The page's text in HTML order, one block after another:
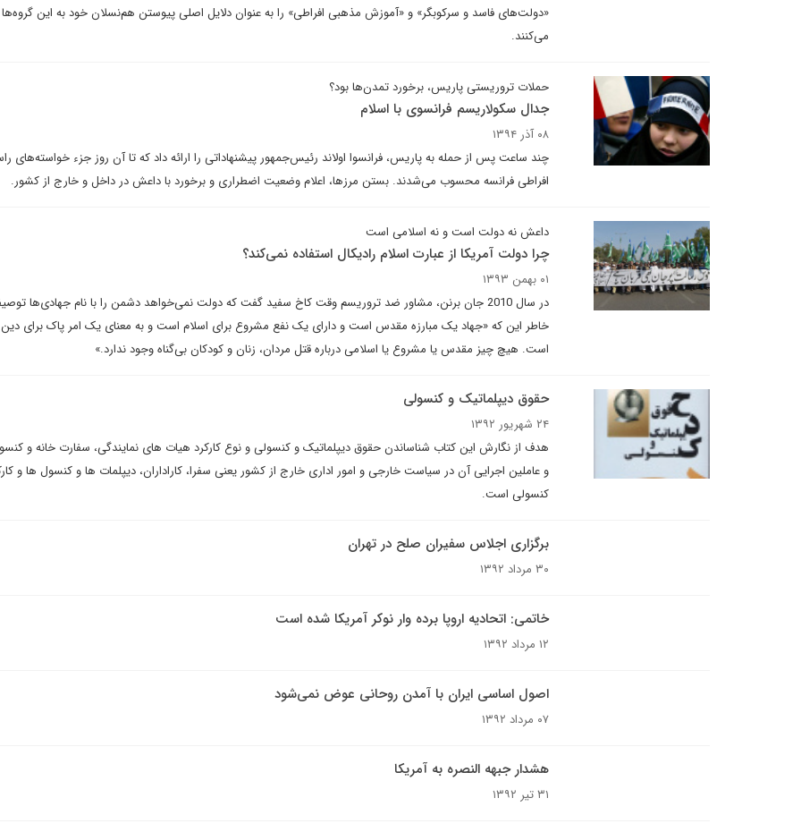
«دولت‌های فاسد و سرکوبگر» و «آموزش مذهبی افراطی» را به عنوان دلایل اصلی پیوستن هم‌نسلان خود به این گروه‌ها
می‌کنند.
حملات تروریستی پاریس، برخورد تمدن‌ها بود؟
جدال سکولاریسم فرانسوی با اسلام
۰۸ آذر ۱۳۹۴
چند ساعت پس از حمله به پاریس، فرانسوا اولاند رئیس‌جمهور پیشنهاداتی را ارائه داد که تا آن روز جزء خواسته‌های
افراطی فرانسه محسوب می‌شدند. بستن مرزها، اعلام وضعیت اضطراری و برخورد با داعش در داخل و خارج از کشور.
داعش نه دولت است و نه اسلامی است
چرا دولت آمریکا از عبارت اسلام رادیکال استفاده نمی‌کند؟
۰۱ بهمن ۱۳۹۳
در سال 2010 جان برنن، مشاور ضد تروریسم وقت کاخ سفید گفت که دولت نمی‌خواهد دشمن را با نام جهادی‌ها
خاطر این که «جهاد یک مبارزه مقدس است و دارای یک نفع مشروع برای اسلام است و به معنای یک امر پاک برای
است. هیچ چیز مقدس یا مشروع یا اسلامی درباره قتل مردان، زنان و کودکان بی‌گناه وجود ندارد.»
حقوق دیپلماتیک و کنسولی
۲۴ شهریور ۱۳۹۲
هدف از نگارش این کتاب شناساندن حقوق دیپلماتیک و کنسولی و نوع کارکرد هیات های نمایندگی، سفارت خانه و
و عاملین اجرایی آن در سیاست خارجی و امور اداری خارج از کشور یعنی سفرا، کاراداران، دیپلمات ها و کنسول ها و
کنسولی است.
برگزاری اجلاس سفیران صلح در تهران
۳۰ مرداد ۱۳۹۲
خاتمی: اتحادیه اروپا برده وار نوکر آمریکا شده است
۱۲ مرداد ۱۳۹۲
اصول اساسی ایران با آمدن روحانی عوض نمی‌شود
۰۷ مرداد ۱۳۹۲
هشدار جبهه النصره به آمریکا
۳۱ تیر ۱۳۹۲